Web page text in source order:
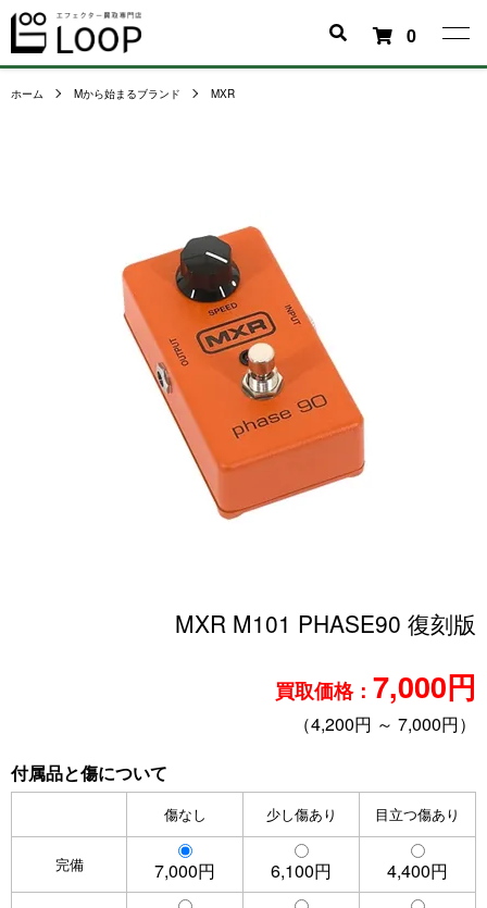
0
ホーム Mから始まるブランド MXR
MXR M101 PHASE90 復刻版
買取価格： 7,000円
（4,200円 ～ 7,000円）
付属品と傷について
傷なし 少し傷あり 目立つ傷あり
完備 7,000円 6,100円 4,400円